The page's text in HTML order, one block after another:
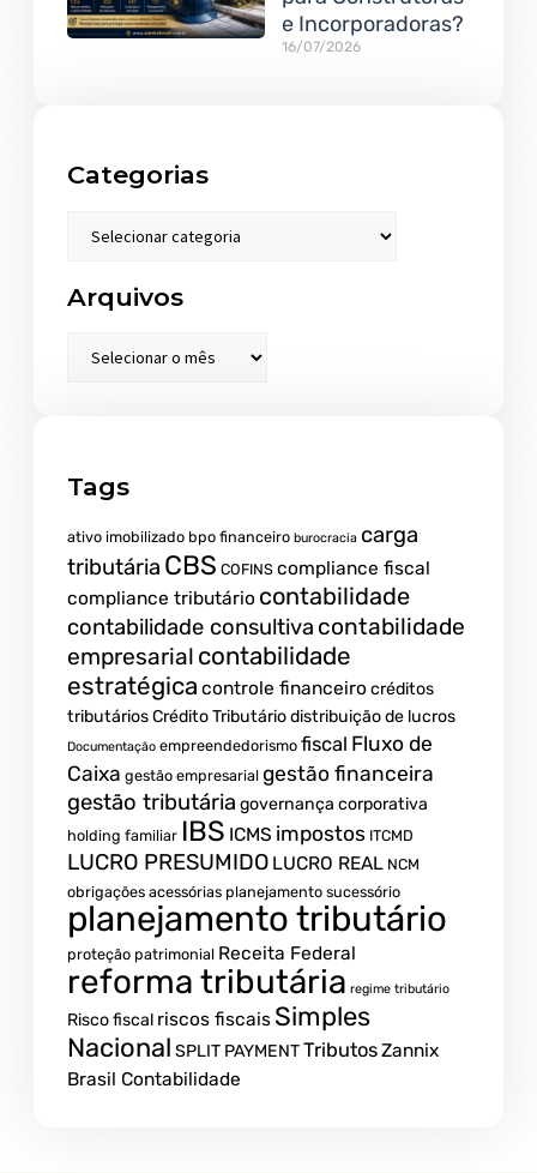
e Incorporadoras?
16/07/2026
Categorias
Arquivos
Tags
ativo imobilizado bpo financeiro burocracia carga
tributária CBS COFINS compliance fiscal
compliance tributário contabilidade
contabilidade consultiva contabilidade
empresarial contabilidade
estratégica controle financeiro créditos
tributáriosCrédito Tributáriodistribuição de lucros
Documentação empreendedorismo fiscal Fluxo de
Caixa gestão empresarial gestão financeira
gestão tributária governança corporativa
holding familiar IBS ICMS impostos ITCMD
LUCRO PRESUMIDO LUCRO REAL NCM
obrigações acessórias planejamento sucessório
planejamento tributário
proteção patrimonial Receita Federal
reforma tributária regime tributário
Risco fiscal riscos fiscais Simples
Nacional SPLIT PAYMENTTributosZannix
Brasil Contabilidade